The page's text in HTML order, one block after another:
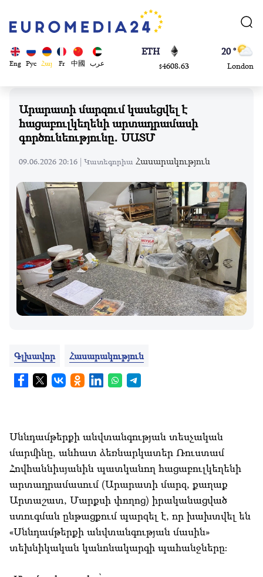
Eng Рус Հայ Fr 中國 عرب
ADA
ETH
$4608.63
20 °
London
Madrid
Արարատի մարզում կասեցվել է
հացաբուլկեղենի արտադրամասի
գործունեությունը․ ՍԱՏՄ
09.06.2026 20:16 | Կատեգորիա Հասարակություն
Գլխավոր Հասարակություն
Սննդամթերքի անվտանգության տեսչական
մարմինը, անհատ ձեռնարկատեր Ռուստամ
Հովհաննիսյանին պատկանող հացաբուլկեղենի
արտադրամասում (Արարատի մարզ, քաղաք
Արտաշատ, Մարքսի փողոց) իրականացված
ստուգման ընթացքում պարզել է, որ խախտվել են
«Սննդամթերքի անվտանգության մասին»
տեխնիկական կանոնակարգի պահանջները։